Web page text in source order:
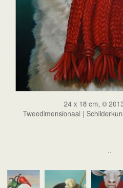
24 x 18 cm, ©
Tweedimensionaal |
..